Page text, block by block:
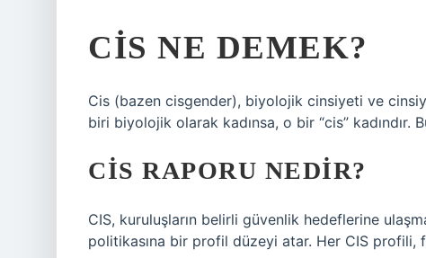
CIS NE DEMEK?
Cis (bazen cisgender), biyolojik cinsiyeti ve
biri biyolojik olarak kadınsa, o bir “cis” kadındır.
CIS RAPORU NEDIR?
CIS, kuruluşların belirli güvenlik hedeflerine
politikasına bir profil düzeyi atar. Her CIS profili,